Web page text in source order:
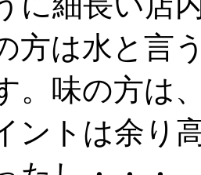
方は水と言
。味の方は
ントは余り